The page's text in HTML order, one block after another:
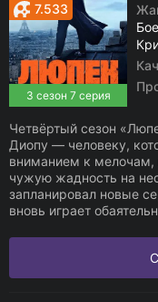
3 сезон 7 серия
7.533
Четвёртый сезон
Диопу — человеку,
вниманием к мелочам,
чужую жадность на
запланировал новые
вновь играет